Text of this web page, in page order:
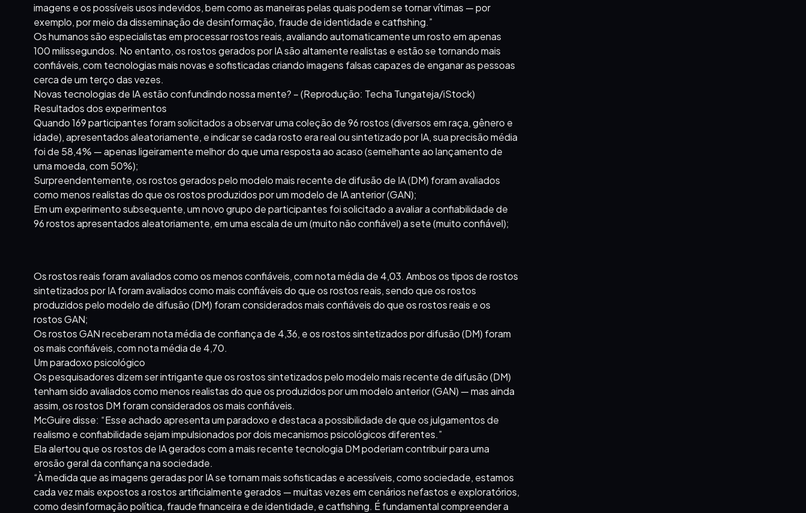
imagens e os possíveis usos indevidos, bem como as maneiras pelas quais podem se tornar vítimas — por
exemplo, por meio da disseminação de desinformação, fraude de identidade e catfishing.”
Os humanos são especialistas em processar rostos reais, avaliando automaticamente um rosto em apenas
100 milissegundos. No entanto, os rostos gerados por IA são altamente realistas e estão se tornando mais
confiáveis, com tecnologias mais novas e sofisticadas criando imagens falsas capazes de enganar as pessoas
cerca de um terço das vezes.
Novas tecnologias de IA estão confundindo nossa mente? – (Reprodução: Techa Tungateja/iStock)
Resultados dos experimentos
Quando 169 participantes foram solicitados a observar uma coleção de 96 rostos (diversos em raça, gênero e
idade), apresentados aleatoriamente, e indicar se cada rosto era real ou sintetizado por IA, sua precisão média
foi de 58,4% — apenas ligeiramente melhor do que uma resposta ao acaso (semelhante ao lançamento de
uma moeda, com 50%);
Surpreendentemente, os rostos gerados pelo modelo mais recente de difusão de IA (DM) foram avaliados
como menos realistas do que os rostos produzidos por um modelo de IA anterior (GAN);
Em um experimento subsequente, um novo grupo de participantes foi solicitado a avaliar a confiabilidade de
96 rostos apresentados aleatoriamente, em uma escala de um (muito não confiável) a sete (muito confiável);
Os rostos reais foram avaliados como os menos confiáveis, com nota média de 4,03. Ambos os tipos de rostos
sintetizados por IA foram avaliados como mais confiáveis do que os rostos reais, sendo que os rostos
produzidos pelo modelo de difusão (DM) foram considerados mais confiáveis do que os rostos reais e os
rostos GAN;
Os rostos GAN receberam nota média de confiança de 4,36, e os rostos sintetizados por difusão (DM) foram
os mais confiáveis, com nota média de 4,70.
Um paradoxo psicológico
Os pesquisadores dizem ser intrigante que os rostos sintetizados pelo modelo mais recente de difusão (DM)
tenham sido avaliados como menos realistas do que os produzidos por um modelo anterior (GAN) — mas ainda
assim, os rostos DM foram considerados os mais confiáveis.
McGuire disse: “Esse achado apresenta um paradoxo e destaca a possibilidade de que os julgamentos de
realismo e confiabilidade sejam impulsionados por dois mecanismos psicológicos diferentes.”
Ela alertou que os rostos de IA gerados com a mais recente tecnologia DM poderiam contribuir para uma
erosão geral da confiança na sociedade.
“À medida que as imagens geradas por IA se tornam mais sofisticadas e acessíveis, como sociedade, estamos
cada vez mais expostos a rostos artificialmente gerados — muitas vezes em cenários nefastos e exploratórios,
como desinformação política, fraude financeira e de identidade, e catfishing. É fundamental compreender a